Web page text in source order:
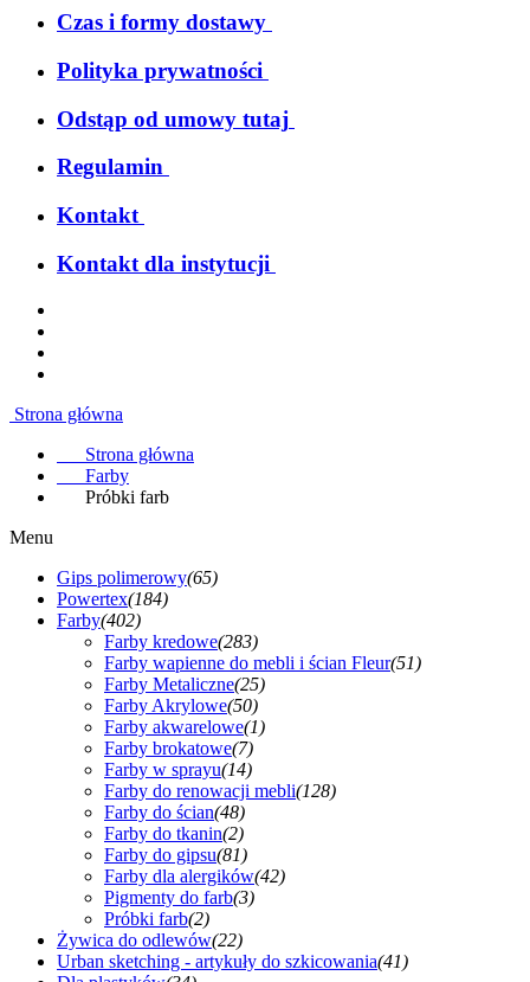
Czas i formy dostawy
Polityka prywatności
Odstąp od umowy tutaj
Regulamin
Kontakt
Kontakt dla instytucji
Strona główna
Strona główna
Farby
Próbki farb
Menu
Gips polimerowy(65)
Powertex(184)
Farby(402)
Farby kredowe(283)
Farby wapienne do mebli i ścian Fleur(51)
Farby Metaliczne(25)
Farby Akrylowe(50)
Farby akwarelowe(1)
Farby brokatowe(7)
Farby w sprayu(14)
Farby do renowacji mebli(128)
Farby do ścian(48)
Farby do tkanin(2)
Farby do gipsu(81)
Farby dla alergików(42)
Pigmenty do farb(3)
Próbki farb(2)
Żywica do odlewów(22)
Urban sketching - artykuły do szkicowania(41)